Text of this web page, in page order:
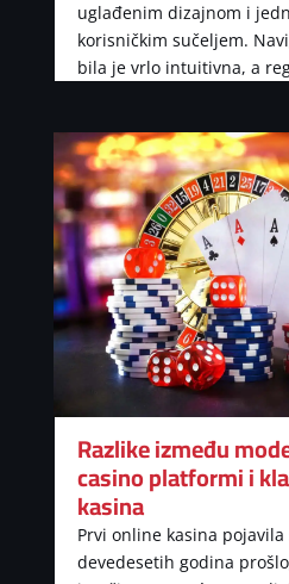
uglađenim dizajnom i
korisničkim sučeljem.
bila je vrlo intuitivna, a
Razlike između
casino platformi i
kasina
Prvi online kasina
devedesetih godina